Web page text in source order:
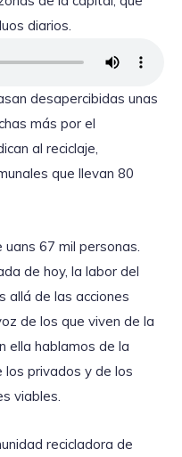
diarios.
desapercibidas unas
más por el
al reciclaje,
que llevan 80
uans 67 mil personas.
de hoy, la labor del
allá de las acciones
de los que viven de la
ella hablamos de la
los privados y de los
viables.
recicladora de